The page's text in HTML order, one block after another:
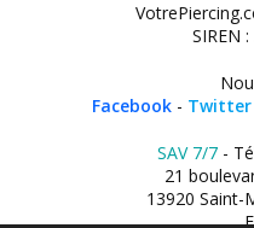
SIREN
Facebook - Twitter
SAV 7/7-
21
13920 Saint-